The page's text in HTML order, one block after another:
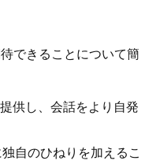
できることについて簡
供し、会話をより自発
自のひねりを加えるこ